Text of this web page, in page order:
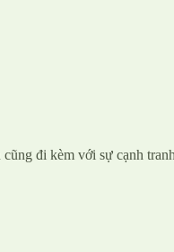
đi kèm với sự cạnh